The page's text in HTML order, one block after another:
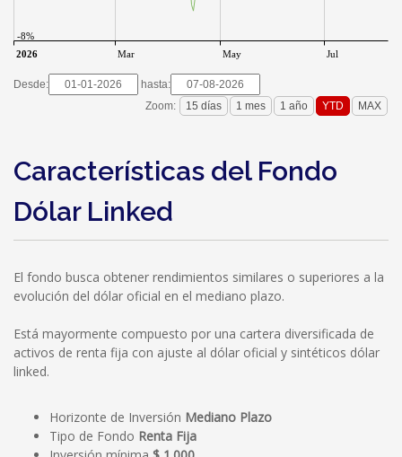
2026 Mar May Jul
-8%
Desde:
hasta:
Zoom:
Características del Fondo
Dólar Linked
El fondo busca obtener rendimientos similares o superiores a la
evolución del dólar oficial en el mediano plazo.
Está mayormente compuesto por una cartera diversificada de
activos de renta fija con ajuste al dólar oficial y sintéticos dólar
linked.
Horizonte de Inversión Mediano Plazo
Tipo de Fondo Renta Fija